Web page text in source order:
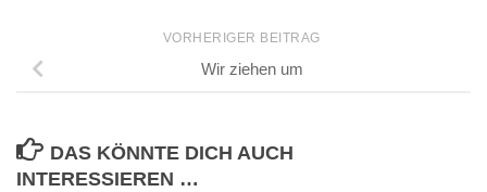
VORHERIGER BEITRAG
Wir ziehen um
DAS KÖNNTE DICH AUCH
INTERESSIEREN …